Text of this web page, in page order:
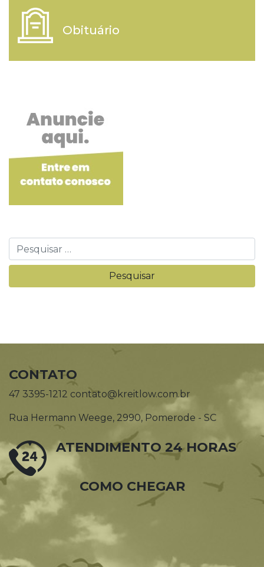
Obituário
CONTATO
47 3395-1212 contato@kreitlow.com.br
Rua Hermann Weege, 2990, Pomerode - SC
ATENDIMENTO 24 HORAS
COMO CHEGAR